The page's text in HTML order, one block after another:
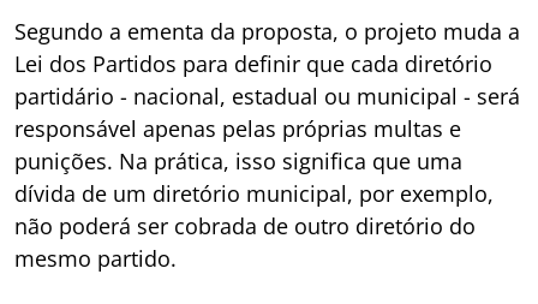
Segundo a ementa da proposta, o projeto muda a
Lei dos Partidos para definir que cada diretório
partidário - nacional, estadual ou municipal - será
responsável apenas pelas próprias multas e
punições. Na prática, isso significa que uma
dívida de um diretório municipal, por exemplo,
não poderá ser cobrada de outro diretório do
mesmo partido.